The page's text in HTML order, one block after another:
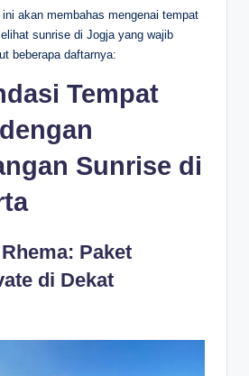
akan membahas mengenai tempat
sunrise di Jogja yang wajib
beberapa daftarnya:
Tempat
Sunrise di
Paket
di Dekat